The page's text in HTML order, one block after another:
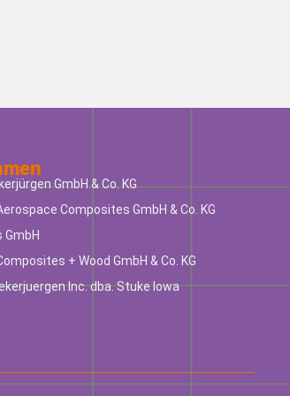
GmbH & Co. KG
Composites GmbH & Co. KG
+ Wood GmbH & Co. KG
Inc. dba. Stuke Iowa